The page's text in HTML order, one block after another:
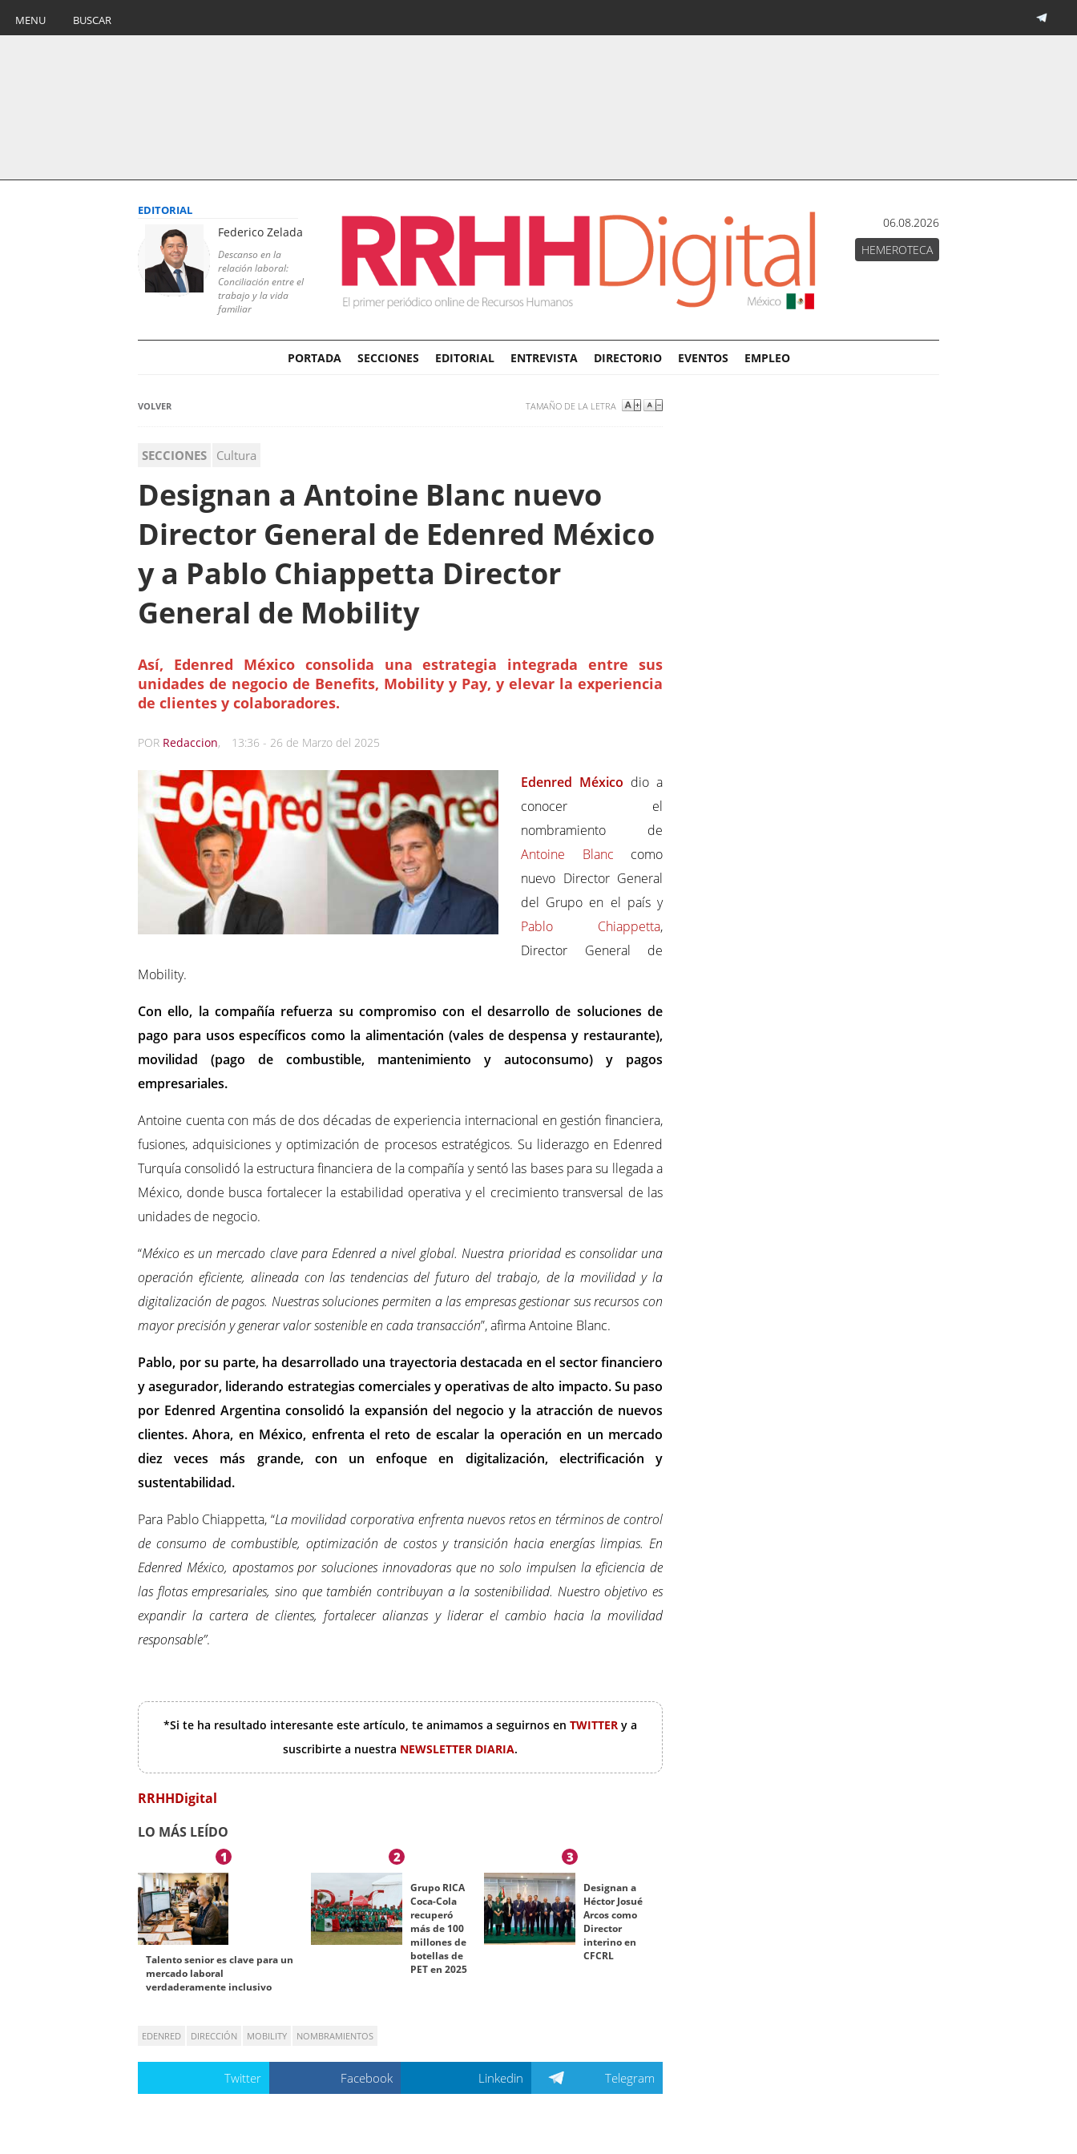
MENU BUSCAR
EDITORIAL
Federico Zelada
Descanso en la
relación laboral:
Conciliación entre el
trabajo y la vida
familiar
06.08.2026
HEMEROTECA
PORTADA SECCIONES EDITORIAL ENTREVISTA DIRECTORIO EVENTOS EMPLEO
VOLVER TAMAÑO DE LA LETRA
SECCIONES Cultura
Designan a Antoine Blanc nuevo
Director General de Edenred México
y a Pablo Chiappetta Director
General de Mobility
Así, Edenred México consolida una estrategia integrada entre sus
unidades de negocio de Benefits, Mobility y Pay, y elevar la experiencia
de clientes y colaboradores.
POR Redaccion, 13:36 - 26 de Marzo del 2025
Edenred México dio a
conocer el
nombramiento de
Antoine Blanc como
nuevo Director General
del Grupo en el país y
Pablo Chiappetta,
Director General de
Mobility.
Con ello, la compañía refuerza su compromiso con el desarrollo de soluciones de
pago para usos específicos como la alimentación (vales de despensa y restaurante),
movilidad (pago de combustible, mantenimiento y autoconsumo) y pagos
empresariales. ​ ​
Antoine cuenta con más de dos décadas de experiencia internacional en gestión financiera,
fusiones, adquisiciones y optimización de procesos estratégicos. Su liderazgo en Edenred
Turquía consolidó la estructura financiera de la compañía y sentó las bases para su llegada a
México, donde busca fortalecer la estabilidad operativa y el crecimiento transversal de las
unidades de negocio.
“México es un mercado clave para Edenred a nivel global. Nuestra prioridad es consolidar una
operación eficiente, alineada con las tendencias del futuro del trabajo, de la movilidad y la
digitalización de pagos. Nuestras soluciones permiten a las empresas gestionar sus recursos con
mayor precisión y generar valor sostenible en cada transacción”, afirma Antoine Blanc.
Pablo, por su parte, ha desarrollado una trayectoria destacada en el sector financiero
y asegurador, liderando estrategias comerciales y operativas de alto impacto. Su paso
por Edenred Argentina consolidó la expansión del negocio y la atracción de nuevos
clientes. Ahora, en México, enfrenta el reto de escalar la operación en un mercado
diez veces más grande, con un enfoque en digitalización, electrificación y
sustentabilidad.
Para Pablo Chiappetta, “La movilidad corporativa enfrenta nuevos retos en términos de control
de consumo de combustible, optimización de costos y transición hacia energías limpias. En
Edenred México, apostamos por soluciones innovadoras que no solo impulsen la eficiencia de
las flotas empresariales, sino que también contribuyan a la sostenibilidad. Nuestro objetivo es
expandir la cartera de clientes, fortalecer alianzas y liderar el cambio hacia la movilidad
responsable”.
*Si te ha resultado interesante este artículo, te animamos a seguirnos en TWITTER y a
suscribirte a nuestra NEWSLETTER DIARIA.
RRHHDigital
LO MÁS LEÍDO
1
Talento senior es clave para un
mercado laboral
verdaderamente inclusivo
2
Grupo RICA
Coca-Cola
recuperó
más de 100
millones de
botellas de
PET en 2025
3
Designan a
Héctor Josué
Arcos como
Director
interino en
CFCRL
EDENRED DIRECCIÓN MOBILITY NOMBRAMIENTOS
Twitter Facebook Linkedin Telegram